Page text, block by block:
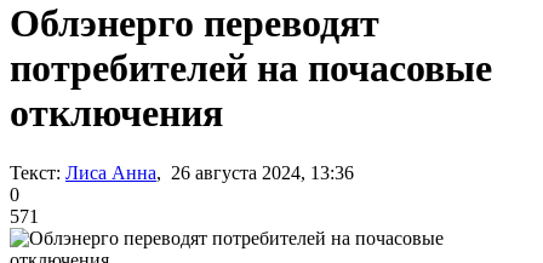
Облэнерго переводят
потребителей на почасовые
отключения
Текст: Лиса Анна, 26 августа 2024, 13:36
0
571